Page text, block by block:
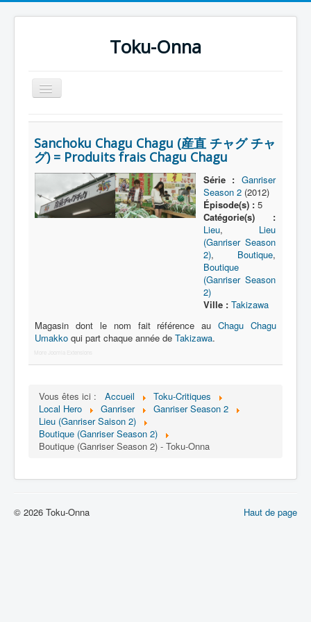
Toku-Onna
Basculer
la
Accueil
Toku-Actrices
Toku-Critiques
Séries
Films
Tetsujin Ganriser Season 2 (鉄神
Série
Personnages
Objets
Sanchoku Chagu Chagu (産直 チャグ チャ
グ) = Produits frais Chagu Chagu
Série : Ganriser
Season 2(2012)
Épisode(s) :5
Catégorie(s) :
Lieu, Lieu
(Ganriser Season
2), Boutique,
Boutique
(Ganriser Season
2)
Ville : Takizawa
Magasin dont le nom fait référence auChagu Chagu
Umakko qui part chaque année de Takizawa.
More Joomla Extensions
Vous êtes ici : Accueil
Toku-Critiques
Local Hero
Ganriser
Ganriser Season 2
Lieu (Ganriser Saison 2)
Boutique (Ganriser Season 2)
Boutique (Ganriser Season 2) - Toku-Onna
Haut de page
© 2026 Toku-Onna